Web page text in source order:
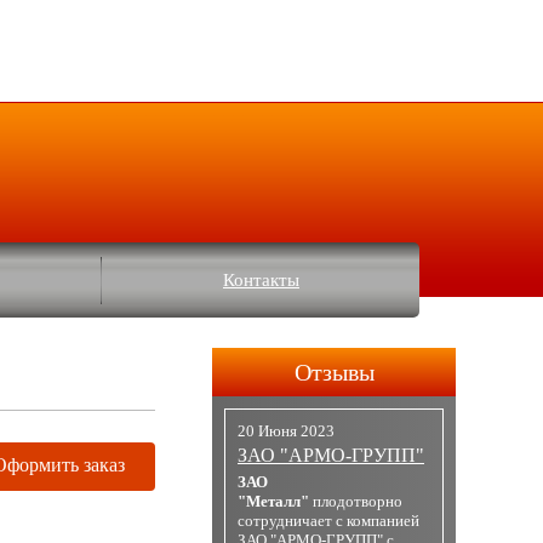
Контакты
заказ
Отзывы
20 Июня 2023
ЗАО "АРМО-ГРУПП"
ЗАО
"Металл" плодотворно
сотрудничает с компанией